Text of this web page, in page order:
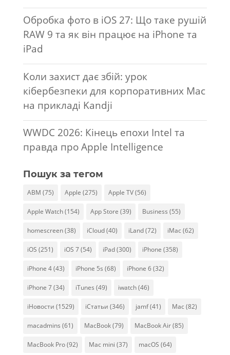
Обробка фото в iOS 27: Що таке рушій
RAW 9 та як він працює на iPhone та
iPad
Коли захист дає збій: урок
кібербезпеки для корпоративних Mac
на прикладі Kandji
WWDC 2026: Кінець епохи Intel та
правда про Apple Intelligence
Пошук за тегом
ABM (75) Apple (275) Apple TV(56)
Apple Watch(154) App Store (39) Business (55)
homescreen(38) iCloud(40) iLand(72) iMac (62)
iOS (251) iOS 7(54) iPad(300) iPhone (358)
iPhone 4(43) iPhone 5s (68) iPhone 6(32)
iPhone 7(34) iTunes (49) iwatch(46)
iНовости (1529) iСтатьи (346) jamf(41) Mac (82)
macadmins (61) MacBook(79) MacBook Air(85)
MacBook Pro(92) Mac mini (37) macOS (64)